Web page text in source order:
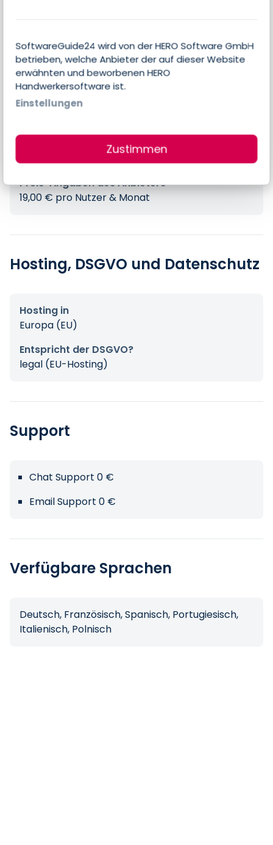
SoftwareGuide24 wird von der HERO Software GmbH
betrieben, welche Anbieter der auf dieser Website
erwähnten und beworbenen HERO
Handwerkersoftware ist.
Einstellungen
Zustimmen
Preise
Errechneter Preis pro Person & Monat
Preis-Angaben des Anbieters
19,00 € pro Nutzer & Monat
Hosting, DSGVO und Datenschutz
Hosting in
Europa (EU)
Entspricht der DSGVO?
legal (EU-Hosting)
Support
Chat Support 0 €
Email Support 0 €
Verfügbare Sprachen
Deutsch, Französisch, Spanisch, Portugiesisch,
Italienisch, Polnisch